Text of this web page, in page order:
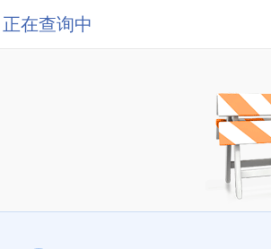
正在查询中